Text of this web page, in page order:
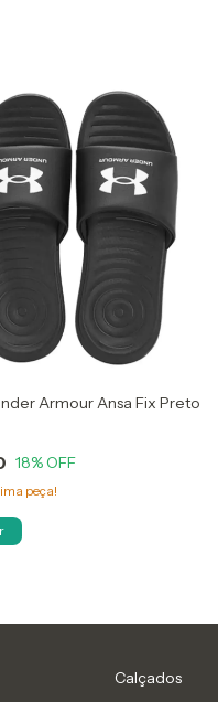
Armour Ansa Fix Preto
18% OFF
peça!
Calçados